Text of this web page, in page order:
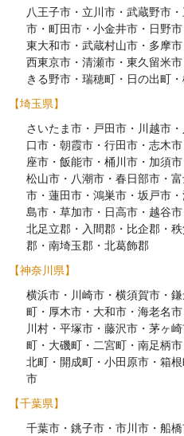
八王子市・立川市・武蔵野市
市・町田市・小金井市・日野
東大和市・武蔵村山市・多摩
西東京市・清瀬市・東久留米
きる野市・瑞穂町・日の出町
【埼玉県】
さいたま市・戸田市・川越市
口市・朝霞市・行田市・志木
座市・飯能市・桶川市・加須
松山市・八潮市・春日部市・
市・蓮田市・鴻巣市・坂戸市
島市・草加市・日高市・越谷
北足立郡・入間郡・比企郡・
郡・南埼玉郡・北葛飾郡
【神奈川県】
横浜市・川崎市・横須賀市・
町・厚木市・大和市・海老名
川村・平塚市・藤沢市・茅ヶ
町・大磯町・二宮町・南足柄
北町・開成町・小田原市・箱
市
【千葉県】
千葉市・銚子市・市川市・船